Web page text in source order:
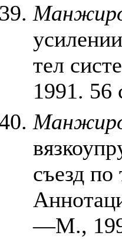
тел
1991. 56
съезд
—М.,